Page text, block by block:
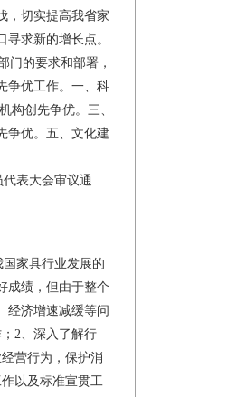
，切实提高我省家
求新的增长点。
的要求和部署，
争优工作。一、科
构创先争优。三、
争优。五、文化建
表大会审议通
家具行业发展的
成绩，但由于整个
经济增速减缓等问
2、深入了解行
营行为，保护消
以及标准宣贯工